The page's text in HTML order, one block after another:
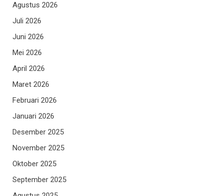
Agustus 2026
Juli 2026
Juni 2026
Mei 2026
April 2026
Maret 2026
Februari 2026
Januari 2026
Desember 2025
November 2025
Oktober 2025
September 2025